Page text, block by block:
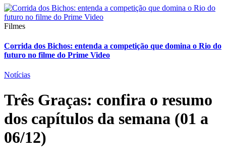
Filmes
Corrida dos Bichos: entenda a competição que domina o Rio do
futuro no filme do Prime Video
Notícias
Três Graças: confira o resumo
dos capítulos da semana (01 a
06/12)